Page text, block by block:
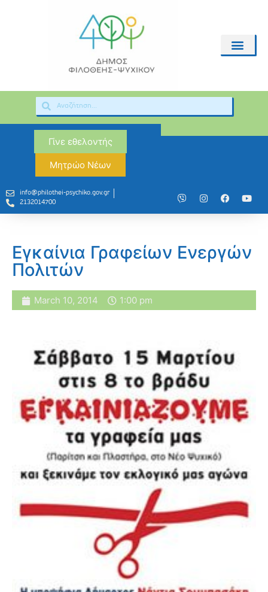
Γίνε εθελοντής
Μητρώο Νέων
info@philothei-psychiko.gov.gr
2132014700
Εγκαίνια Γραφείων Ενεργών
Πολιτών
March 10, 2014 1:00 pm